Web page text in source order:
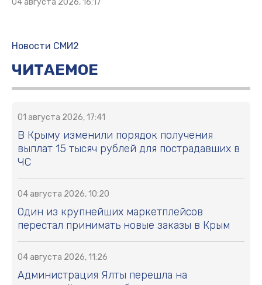
04 августа 2026, 16:17
Новости СМИ2
ЧИТАЕМОЕ
01 августа 2026, 17:41
В Крыму изменили порядок получения
выплат 15 тысяч рублей для пострадавших в
ЧС
04 августа 2026, 10:20
Один из крупнейших маркетплейсов
перестал принимать новые заказы в Крым
04 августа 2026, 11:26
Администрация Ялты перешла на